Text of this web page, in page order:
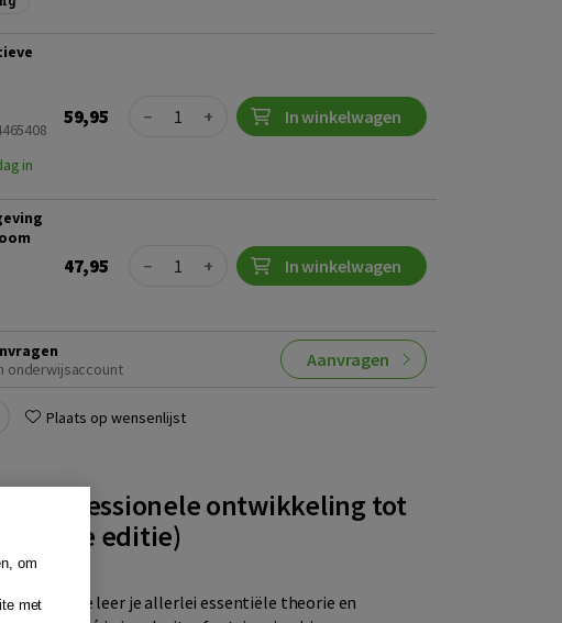
in
59,95 Quantity
− + In winkelwagen
47,95 Quantity
− + In winkelwagen
onderwijsaccount
Aanvragen
Plaats op wensenlijst
en professionele ontwikkeling tot
(2e editie)
leer je allerlei essentiële theorie en
om
met